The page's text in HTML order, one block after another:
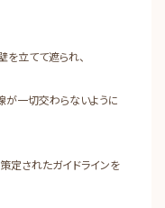
立てて遮られ、
が一切交わらないように
定されたガイドラインを